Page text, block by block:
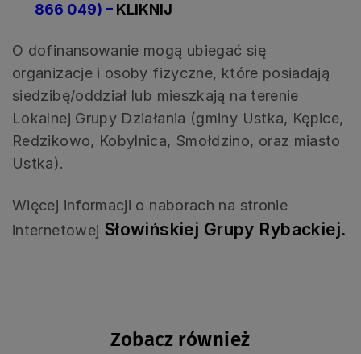
866 049) – KLIKNIJ
O dofinansowanie mogą ubiegać się
organizacje i osoby fizyczne, które posiadają
siedzibę/oddział lub mieszkają na terenie
Lokalnej Grupy Działania (gminy Ustka, Kępice,
Redzikowo, Kobylnica, Smołdzino, oraz miasto
Ustka).
Więcej informacji o naborach na stronie
internetowej Słowińskiej Grupy Rybackiej.
Zobacz również